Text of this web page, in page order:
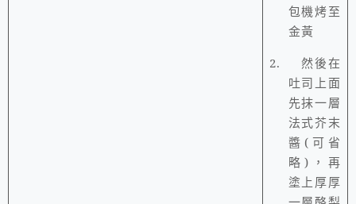
包機烤至
金黃
2.
然後在
吐司上面
先抹一層
法式芥末
醬(可省
略)，再
塗上厚厚